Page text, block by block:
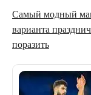
Самый модный
варианта
поразить